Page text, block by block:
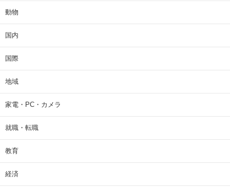
動物
国内
国際
地域
家電・PC・カメラ
就職・転職
教育
経済